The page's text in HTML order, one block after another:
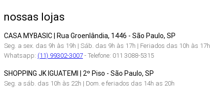
nossas lojas
CASA MYBASIC | Rua Groenlândia, 1446 - São Paulo, SP
Seg. a sex. das 9h às 19h | Sáb. das 9h às 17h | Feriados das 10h às 17h
Whatsapp: (11) 99302-3007- Telefone: 011 3088-5315
SHOPPING JK IGUATEMI | 2º Piso - São Paulo, SP
Seg. a sáb. das 10h às 22h | Dom. e feriados das 14h as 20h